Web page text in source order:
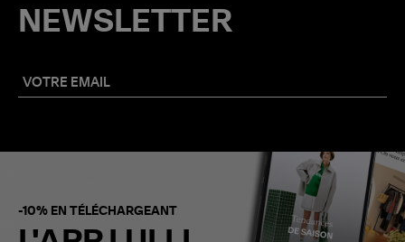
NEWSLETTER
-10% EN TÉLÉCHARGEANT